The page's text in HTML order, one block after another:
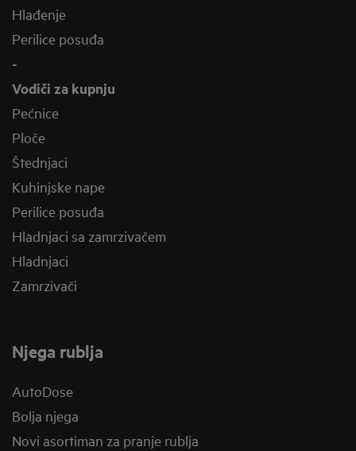
Hlađenje
Perilice posuđa
-
Vodiči za kupnju
Pećnice
Ploče
Štednjaci
Kuhinjske nape
Perilice posuđa
Hladnjaci sa zamrzivačem
Hladnjaci
Zamrzivači
Njega rublja
AutoDose
Bolja njega
Novi asortiman za pranje rublja